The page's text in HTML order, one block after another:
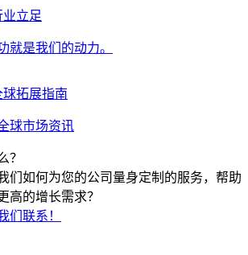
业立足
就是我们的动力。
球拓展指南
球市场资讯
？
们如何为您的公司量身定制的服务，帮助
高的增长需求？
们联系！